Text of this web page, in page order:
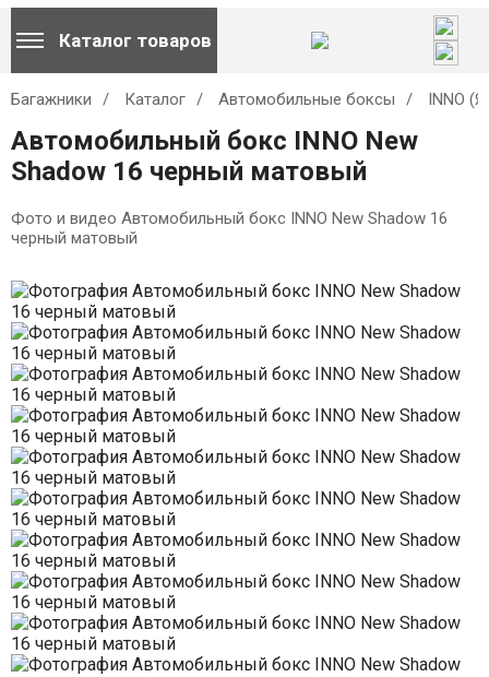
Каталог товаров
Багажники Каталог Автомобильные боксы INNO
Автомобильный бокс INNO New
Shadow 16 черный матовый
Фото и видео Автомобильный бокс INNO New Shadow 16
черный матовый